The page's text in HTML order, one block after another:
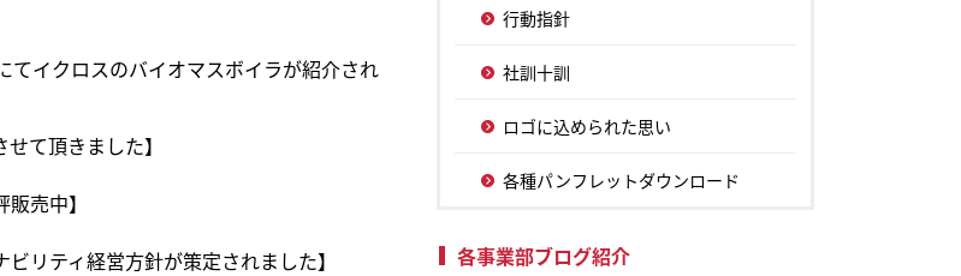
てイクロスのバイオマスボイラが紹介され
て頂きました】
売中】
リティ経営方針が策定されました】
行動指針
社訓十訓
ロゴに込められた思い
各種パンフレットダウンロード
各事業部ブログ紹介